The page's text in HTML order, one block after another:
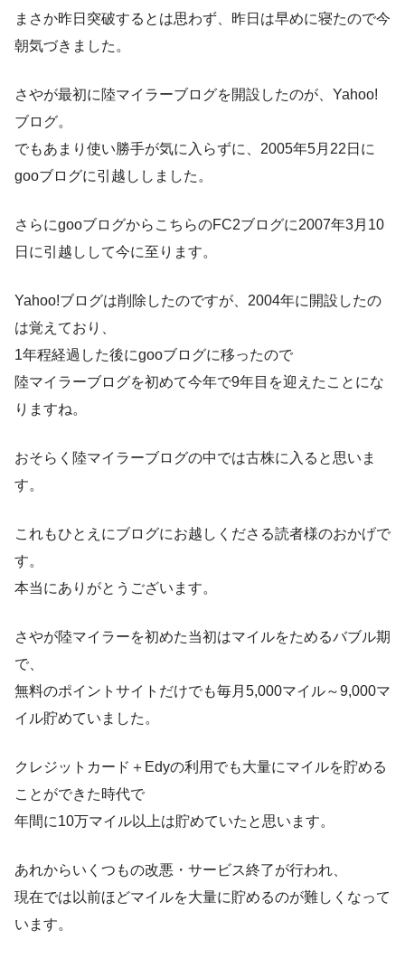
まさか昨日突破するとは思わず、昨日は早めに寝たので今
朝気づきました。
さやが最初に陸マイラーブログを開設したのが、Yahoo!
ブログ。
でもあまり使い勝手が気に入らずに、2005年5月22日に
gooブログに引越ししました。
さらにgooブログからこちらのFC2ブログに2007年3月10
日に引越しして今に至ります。
Yahoo!ブログは削除したのですが、2004年に開設したの
は覚えており、
1年程経過した後にgooブログに移ったので
陸マイラーブログを初めて今年で9年目を迎えたことにな
りますね。
おそらく陸マイラーブログの中では古株に入ると思いま
す。
これもひとえにブログにお越しくださる読者様のおかげで
す。
本当にありがとうございます。
さやが陸マイラーを初めた当初はマイルをためるバブル期
で、
無料のポイントサイトだけでも毎月5,000マイル～9,000マ
イル貯めていました。
クレジットカード＋Edyの利用でも大量にマイルを貯める
ことができた時代で
年間に10万マイル以上は貯めていたと思います。
あれからいくつもの改悪・サービス終了が行われ、
現在では以前ほどマイルを大量に貯めるのが難しくなって
います。